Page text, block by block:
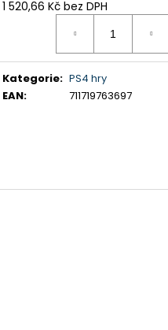
1 520,66 Kč bez DPH
Kategorie: PS4 hry
EAN: 711719763697